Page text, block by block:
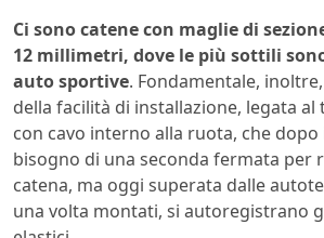
Ci sono catene con maglie di
12 millimetri, dove le più sottili
auto sportive. Fondamentale,
della facilità di installazione, legata
con cavo interno alla ruota, che
bisogno di una seconda fermata per
catena, ma oggi superata dalle
una volta montati, si autoregistrano